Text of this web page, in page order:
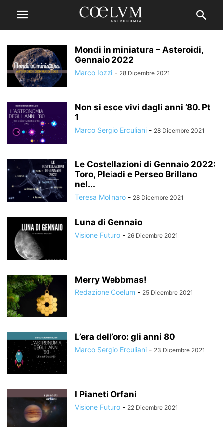
Mondi in miniatura – Asteroidi,
Gennaio 2022
Marco Iozzi - 28 Dicembre 2021
Non si esce vivi dagli anni ’80. Pt
1
Marco Sergio Erculiani - 28 Dicembre 2021
Le Costellazioni di Gennaio 2022:
Toro, Pleiadi e Perseo Brillano
nel...
Teresa Molinaro - 28 Dicembre 2021
Luna di Gennaio
Visione Futuro - 26 Dicembre 2021
Merry Webbmas!
Redazione Coelum - 25 Dicembre 2021
L’era dell’oro: gli anni 80
Marco Sergio Erculiani - 23 Dicembre 2021
I Pianeti Orfani
Visione Futuro - 22 Dicembre 2021